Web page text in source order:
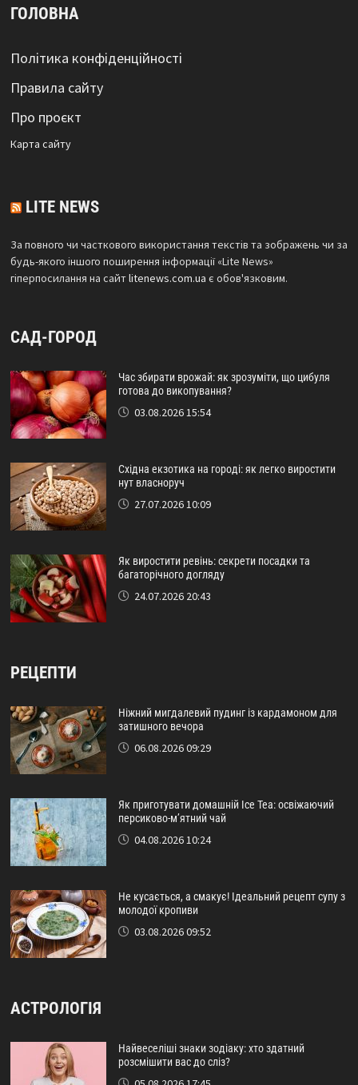
ГОЛОВНА
Політика конфіденційності
Правила сайту
Про проєкт
Карта сайтy
LITE NEWS
За повного чи часткового використання текстів та зображень чи за
будь-якого іншого поширення інформації «Lite News»
гіперпосилання на сайтlitenews.com.ua є обов'язковим.
САД-ГОРОД
Час збирати врожай: як зрозуміти, що цибуля
готова до викопування?
03.08.2026 15:54
Східна екзотика на городі: як легко виростити
нут власноруч
27.07.2026 10:09
Як виростити ревінь: секрети посадки та
багаторічного догляду
24.07.2026 20:43
РЕЦЕПТИ
Ніжний мигдалевий пудинг із кардамоном для
затишного вечора
06.08.2026 09:29
Як приготувати домашній Ice Tea: освіжаючий
персиково-м’ятний чай
04.08.2026 10:24
Не кусається, а смакує! Ідеальний рецепт супу з
молодої кропиви
03.08.2026 09:52
АСТРОЛОГІЯ
Найвеселіші знаки зодіаку: хто здатний
розсмішити вас до сліз?